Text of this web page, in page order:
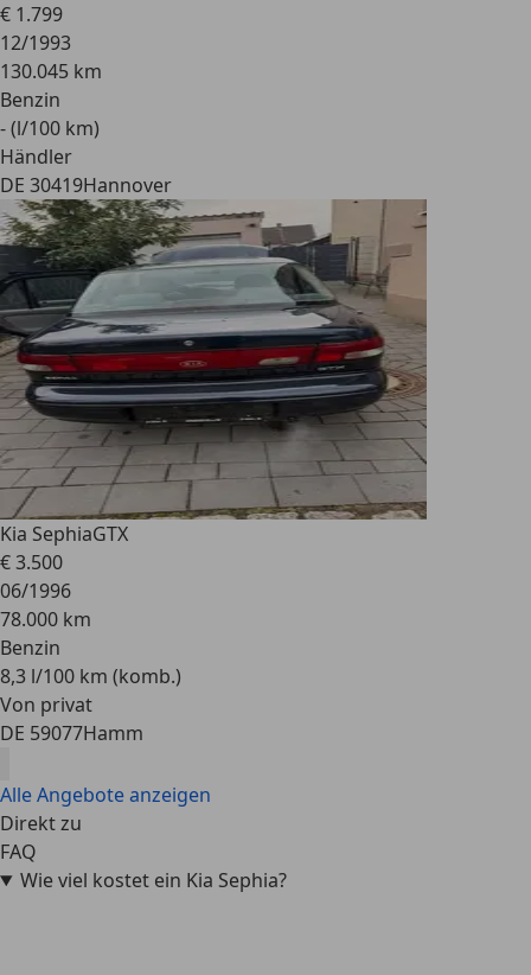
€ 1.799
12/1993
130.045 km
Benzin
- (l/100 km)
Händler
DE 30419Hannover
Kia SephiaGTX
€ 3.500
06/1996
78.000 km
Benzin
8,3 l/100 km (komb.)
Von privat
DE 59077Hamm
Alle Angebote anzeigen
Direkt zu
FAQ
Wie viel kostet ein Kia Sephia?